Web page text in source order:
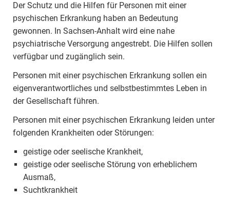
Der Schutz und die Hilfen für Personen mit einer
psychischen Erkrankung haben an Bedeutung
gewonnen. In Sachsen-Anhalt wird eine nahe
psychiatrische Versorgung angestrebt. Die Hilfen sollen
verfügbar und zugänglich sein.
Personen mit einer psychischen Erkrankung sollen ein
eigenverantwortliches und selbstbestimmtes Leben in
der Gesellschaft führen.
Personen mit einer psychischen Erkrankung leiden unter
folgenden Krankheiten oder Störungen:
geistige oder seelische Krankheit,
geistige oder seelische Störung von erheblichem
Ausmaß,
Suchtkrankheit